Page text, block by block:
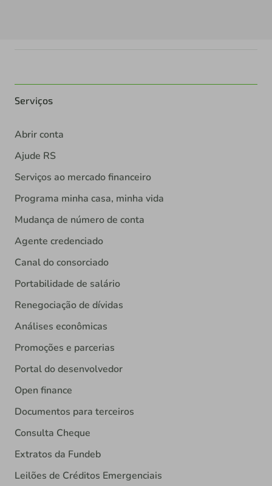
Serviços
Abrir conta
Ajude RS
Serviços ao mercado financeiro
Programa minha casa, minha vida
Mudança de número de conta
Agente credenciado
Canal do consorciado
Portabilidade de salário
Renegociação de dívidas
Análises econômicas
Promoções e parcerias
Portal do desenvolvedor
Open finance
Documentos para terceiros
Consulta Cheque
Extratos da Fundeb
Leilões de Créditos Emergenciais